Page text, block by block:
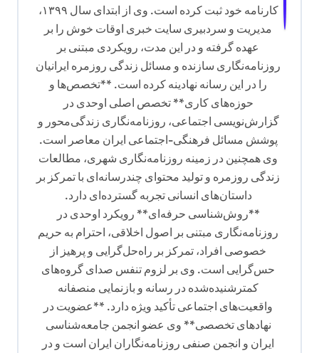
کارنامه خود ثبت کرده است. وی از ابتدای سال ۱۳۹۹،
مدیریت و سردبیری سایت خبری اوقات خوش را بر
عهده گرفته و در این مدت، رویکردی مبتنی بر
روزنامه‌نگاری سازنده و مسائل زندگی روزمره ایرانیان
را در این رسانه نهادینه کرده است. **تخصص‌ها و
حوزه‌های کاری** تخصص اصلی اوحدی در
گزارش‌نویسی اجتماعی، روزنامه‌نگاری زندگی‌محور و
پوشش مسائل فرهنگی-اجتماعی ایران معاصر است.
وی همچنین در زمینه روزنامه‌نگاری شهری، مطالعات
زندگی روزمره و تولید محتوای چندرسانه‌ای با تمرکز بر
داستان‌های انسانی تجربه گسترده‌ای دارد.
**روش‌شناسی حرفه‌ای** رویکرد اوحدی در
روزنامه‌نگاری مبتنی بر اصول اخلاقی، احترام به حریم
خصوصی افراد، تمرکز بر راه‌حل‌گرایی و پرهیز از
حس‌گرایی است. وی بر لزوم تنفس صدای گروه‌های
کمترشنیده‌شده در رسانه و بازنمایی منصفانه
واقعیت‌های اجتماعی تأکید ویژه دارد. **عضویت در
نهادهای تخصصی** وی عضو انجمن جامعه‌شناسی
ایران و انجمن صنفی روزنامه‌نگاران ایران است و در